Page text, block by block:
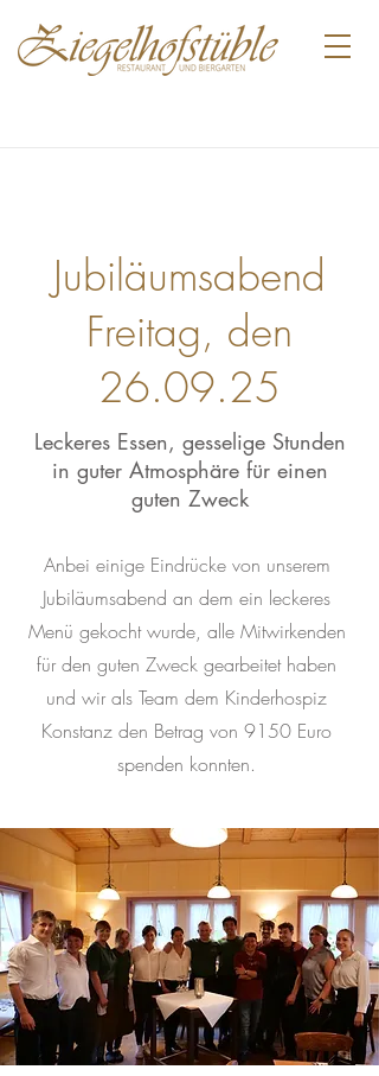
Jubiläumsabend
Freitag, den
26.09.25
Leckeres Essen, gesselige Stunden
in guter Atmosphäre für einen
guten Zweck
Anbei einige Eindrücke von unserem
Jubiläumsabend an dem ein leckeres
Menü gekocht wurde, alle Mitwirkenden
für den guten Zweck gearbeitet haben
und wir als Team dem Kinderhospiz
Konstanz den Betrag von 9150 Euro
spenden konnten.